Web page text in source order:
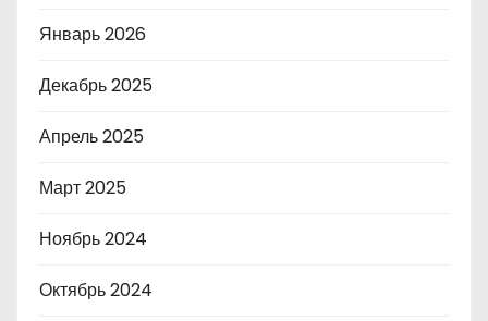
Январь 2026
Декабрь 2025
Апрель 2025
Март 2025
Ноябрь 2024
Октябрь 2024